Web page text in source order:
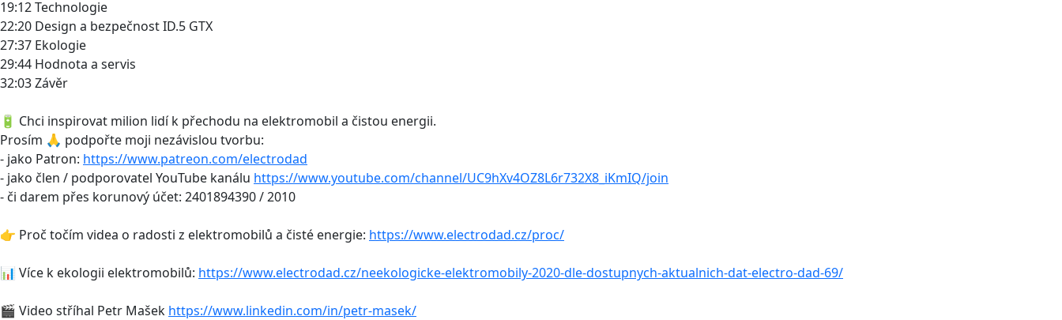
19:12 Technologie
22:20 Design a bezpečnost ID.5 GTX
27:37 Ekologie
29:44 Hodnota a servis
32:03 Závěr
🔋 Chci inspirovat milion lidí k přechodu na elektromobil a čistou energii.
Prosím 🙏 podpořte moji nezávislou tvorbu:
- jako Patron: https://www.patreon.com/electrodad
- jako člen / podporovatel YouTube kanálu https://www.youtube.com/channel/UC9hXv4OZ8L6r732X8_iKmIQ/join
- či darem přes korunový účet: 2401894390 / 2010
👉 Proč točím videa o radosti z elektromobilů a čisté energie: https://www.electrodad.cz/proc/
📊 Více k ekologii elektromobilů: https://www.electrodad.cz/neekologicke-elektromobily-2020-dle-dostupnych-aktualnich-dat-electro-dad-69/
🎬 Video stříhal Petr Mašek https://www.linkedin.com/in/petr-masek/